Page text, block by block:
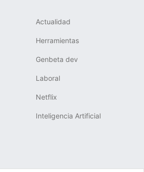
Actualidad
Herramientas
Genbeta dev
Laboral
Netflix
Inteligencia Artificial